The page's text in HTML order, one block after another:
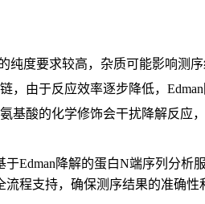
纯度要求较高，杂质可能影响测
，由于反应效率逐步降低，
基酸的化学修饰会干扰降解反应
Edman降解的蛋白N端序列分
程支持，确保测序结果的准确性